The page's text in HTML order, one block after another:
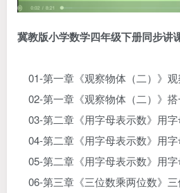
冀教版小学数学四年级下册同步讲
01-第一章《观察物体（二）》
02-第一章《观察物体（二）》
03-第二章《用字母表示数》用
04-第二章《用字母表示数》用
05-第二章《用字母表示数》用
06-第三章《三位数乘两位数》